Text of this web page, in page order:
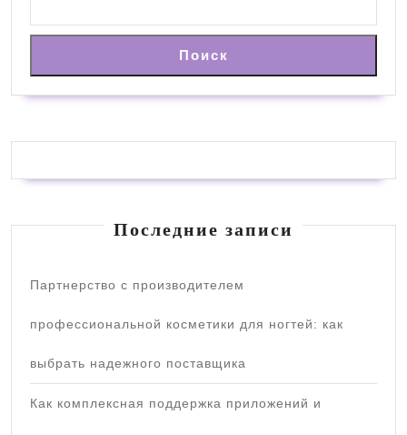
Поиск
Последние записи
Партнерство с производителем
профессиональной косметики для ногтей: как
выбрать надежного поставщика
Как комплексная поддержка приложений и